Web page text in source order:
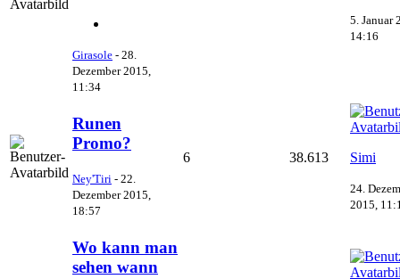
Girasole - 28.
Dezember 2015,
11:34
5. Januar
14:16
Runen
Promo?
Ney'Tiri - 22.
Dezember 2015,
18:57
6 38.613 Simi
24.
2015,
Wo kann man
sehen wann